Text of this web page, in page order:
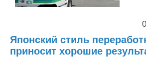
Оставить заявку
Японский стиль
приносит хорошие